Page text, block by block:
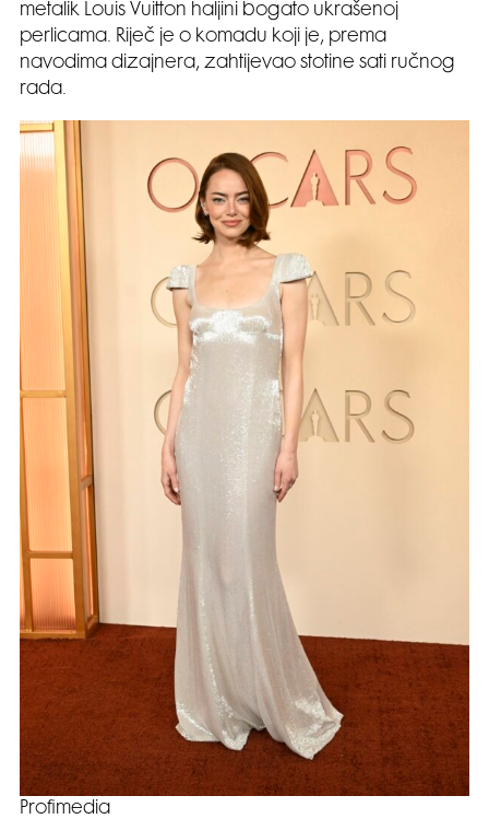
metalik Louis Vuitton haljini bogato ukrašenoj
perlicama. Riječ je o komadu koji je, prema
navodima dizajnera, zahtijevao stotine sati ručnog
rada.
Profimedia